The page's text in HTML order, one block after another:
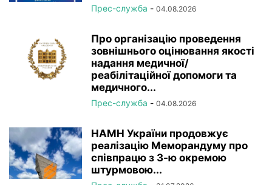
Прес-служба - 04.08.2026
Про організацію проведення
зовнішнього оцінювання якості
надання медичної/
реабілітаційної допомоги та
медичного...
Прес-служба - 04.08.2026
НАМН України продовжує
реалізацію Меморандуму про
співпрацю з 3-ю окремою
штурмовою...